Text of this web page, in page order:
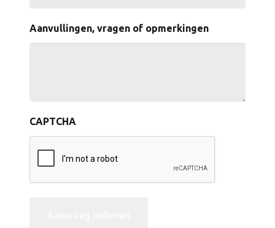
Aanvullingen, vragen of opmerkingen
CAPTCHA